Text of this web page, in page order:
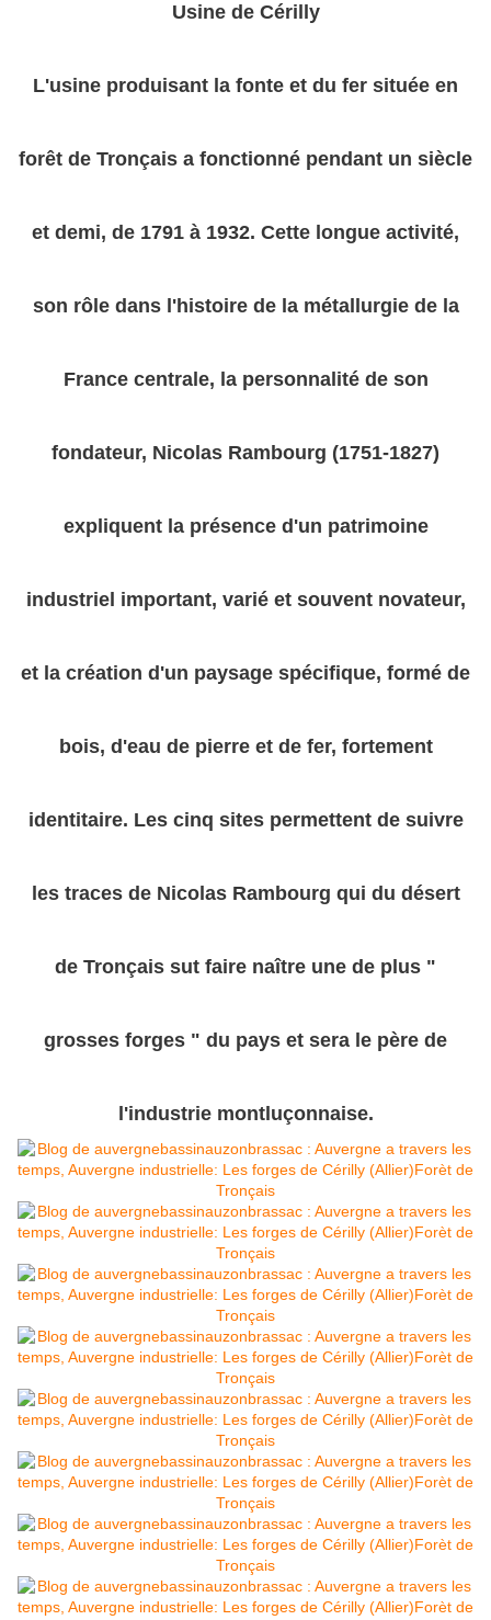
Usine de Cérilly
L'usine produisant la fonte et du fer située en
forêt de Tronçais a fonctionné pendant un siècle
et demi, de 1791 à 1932. Cette longue activité,
son rôle dans l'histoire de la métallurgie de la
France centrale, la personnalité de son
fondateur, Nicolas Rambourg (1751-1827)
expliquent la présence d'un patrimoine
industriel important, varié et souvent novateur,
et la création d'un paysage spécifique, formé de
bois, d'eau de pierre et de fer, fortement
identitaire. Les cinq sites permettent de suivre
les traces de Nicolas Rambourg qui du désert
de Tronçais sut faire naître une de plus "
grosses forges " du pays et sera le père de
l'industrie montluçonnaise.